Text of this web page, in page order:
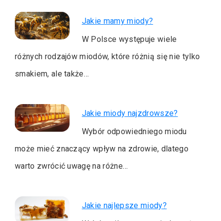
Jakie mamy miody?
W Polsce występuje wiele
różnych rodzajów miodów, które różnią się nie tylko
smakiem, ale także…
Jakie miody najzdrowsze?
Wybór odpowiedniego miodu
może mieć znaczący wpływ na zdrowie, dlatego
warto zwrócić uwagę na różne…
Jakie najlepsze miody?